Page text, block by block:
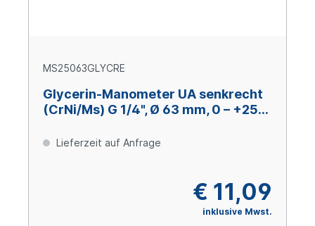
MS25063GLYCRE
Glycerin-Manometer UA senkrecht
(CrNi/Ms) G 1/4", Ø 63 mm, 0 – +250
Lieferzeit auf Anfrage
€ 11,09
inklusive Mwst.